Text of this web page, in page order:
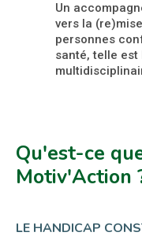
Un
vers la
personnes
santé, telle
Qu'est-ce
Motiv'Action
LE HANDICAP